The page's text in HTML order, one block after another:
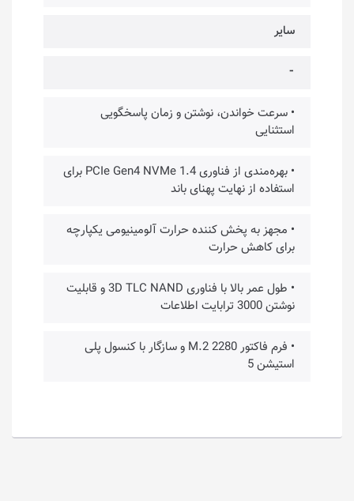
سایر
⁃
• سرعت خواندن، نوشتن و زمان پاسخگویی
استثنایی
• بهره‌مندی از فناوری PCIe Gen4 NVMe 1.4 برای
استفاده از نهایت پهنای باند
• مجهز به پخش کننده حرارت آلومینیومی یکپارچه
برای کاهش حرارت
• طول عمر بالا با فناوری 3D TLC NAND و قابلیت
نوشتن 3000 ترابایت اطلاعات
• فرم فاکتور M.2 2280 و سازگار با کنسول پلی
استیشن 5